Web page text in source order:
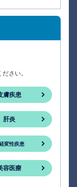
さい。
膚疾患
肝炎
変性疾患
容医療